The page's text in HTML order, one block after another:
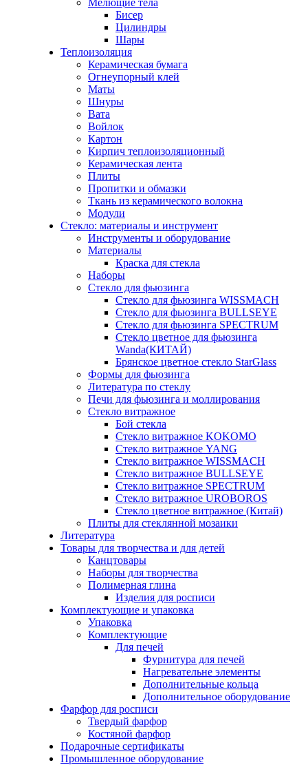
Мелющие тела
Бисер
Цилиндры
Шары
Теплоизоляция
Керамическая бумага
Огнеупорный клей
Маты
Шнуры
Вата
Войлок
Картон
Кирпич теплоизоляционный
Керамическая лента
Плиты
Пропитки и обмазки
Ткань из керамического волокна
Модули
Стекло: материалы и инструмент
Инструменты и оборудование
Материалы
Краска для стекла
Наборы
Стекло для фьюзинга
Стекло для фьюзинга WISSMACH
Стекло для фьюзинга BULLSEYE
Стекло для фьюзинга SPECTRUM
Стекло цветное для фьюзинга
Wanda(КИТАЙ)
Брянское цветное стекло StarGlass
Формы для фьюзинга
Литература по стеклу
Печи для фьюзинга и моллирования
Стекло витражное
Бой стекла
Стекло витражное KOKOMO
Стекло витражное YANG
Стекло витражное WISSMACH
Стекло витражное BULLSEYE
Стекло витражное SPECTRUM
Стекло витражное UROBOROS
Стекло цветное витражное (Китай)
Плиты для стеклянной мозаики
Литература
Товары для творчества и для детей
Канцтовары
Наборы для творчества
Полимерная глина
Изделия для росписи
Комплектующие и упаковка
Упаковка
Комплектующие
Для печей
Фурнитура для печей
Нагревательне элементы
Дополнительные кольца
Дополнительное оборудование
Фарфор для росписи
Твердый фарфор
Костяной фарфор
Подарочные сертификаты
Промышленное оборудование